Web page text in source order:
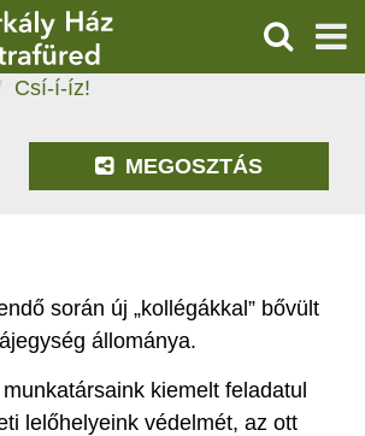
KERESÉS
ÍZ!
12:28
Csí-í-íz!
MEGOSZTÁS
során új „kollégákkal” bővült
állománya.
kiemelt feladatul
lelőhelyeink védelmét, az ott